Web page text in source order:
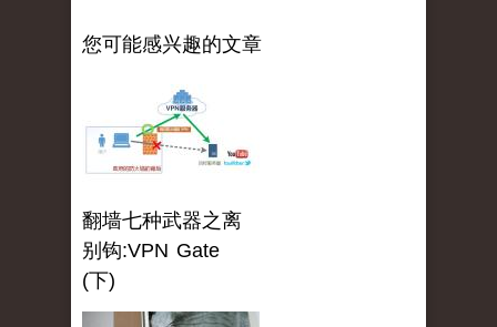
您可能感兴趣的文章
翻墙七种武器之离
别钩:VPN Gate
(下)